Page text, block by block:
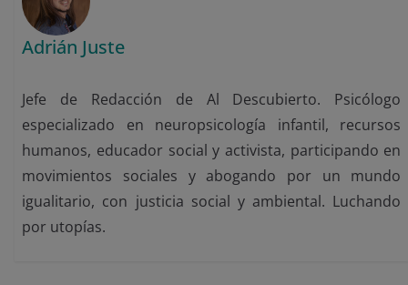
Adrián Juste
Jefe de Redacción de Al Descubierto. Psicólogo
especializado en neuropsicología infantil, recursos
humanos, educador social y activista, participando en
movimientos sociales y abogando por un mundo
igualitario, con justicia social y ambiental. Luchando
por utopías.